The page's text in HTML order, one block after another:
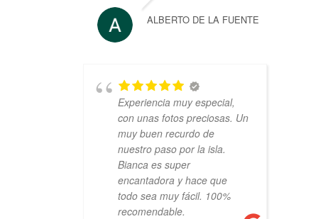
ALBERTO DE LA FUENTE
Experiencia muy especial,
con unas fotos preciosas. Un
muy buen recurdo de
nuestro paso por la isla.
Bianca es super
encantadora y hace que
todo sea muy fácil. 100%
recomendable.